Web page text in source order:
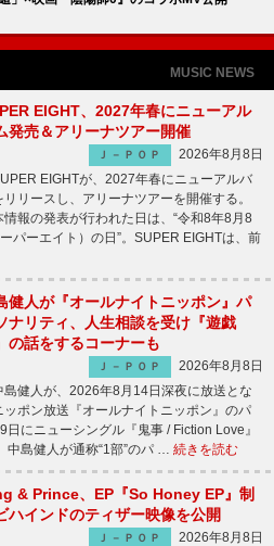
MUSIC NEWS
EIGHT、2027年春にニューアル
発売＆アリーナツアー開催
Ｊ－ＰＯＰ
2026年8月8日
EIGHTが、2027年春にニューアルバ
リリースし、アリーナツアーを開催する。
報の発表が行われた日は、“令和8年8月8
パーエイト）の日”。SUPER EIGHTは、前
健人が『オールナイトニッポン』パ
ナリティ、人生相談を受け『遊戯
の話をするコーナーも
Ｊ－ＰＯＰ
2026年8月8日
健人が、2026年8月14日深夜に放送とな
ッポン放送『オールナイトニッポン』のパ
にニューシングル『鬼事 / Fiction Love』
中島健人が通称“1部”のパ … 続きを読む
& Prince、EP『So Honey EP』制
ハインドのティザー映像を公開
Ｊ－ＰＯＰ
2026年8月8日